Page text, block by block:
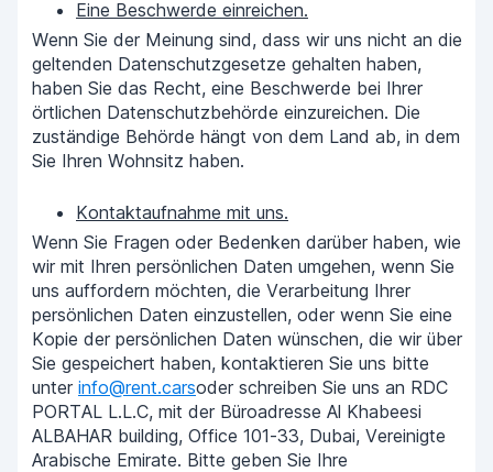
Eine Beschwerde einreichen.
Wenn Sie der Meinung sind, dass wir uns nicht an die
geltenden Datenschutzgesetze gehalten haben,
haben Sie das Recht, eine Beschwerde bei Ihrer
örtlichen Datenschutzbehörde einzureichen. Die
zuständige Behörde hängt von dem Land ab, in dem
Sie Ihren Wohnsitz haben.
Kontaktaufnahme mit uns.
Wenn Sie Fragen oder Bedenken darüber haben, wie
wir mit Ihren persönlichen Daten umgehen, wenn Sie
uns auffordern möchten, die Verarbeitung Ihrer
persönlichen Daten einzustellen, oder wenn Sie eine
Kopie der persönlichen Daten wünschen, die wir über
Sie gespeichert haben, kontaktieren Sie uns bitte
unter info@rent.carsoder schreiben Sie uns an RDC
PORTAL L.L.C, mit der Büroadresse Al Khabeesi
ALBAHAR building, Office 101-33, Dubai, Vereinigte
Arabische Emirate. Bitte geben Sie Ihre